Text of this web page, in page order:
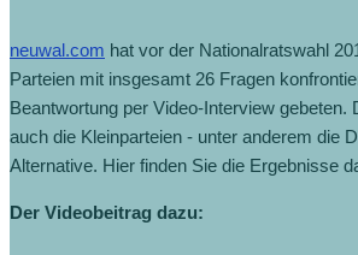
neuwal.com hat vor der Nationalratswahl
Parteien mit insgesamt 26 Fragen
Beantwortung per Video-Interview gebeten.
auch die Kleinparteien - unter anderem die
Alternative. Hier finden Sie die Ergebnisse
Der Videobeitrag dazu: